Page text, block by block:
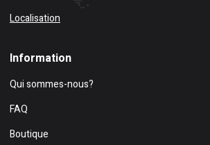
Localisation
Information
Qui sommes-nous?
FAQ
Boutique